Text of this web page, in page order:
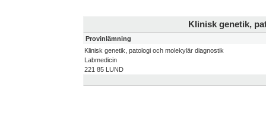
Klinisk genetik,
Provinlämning
Klinisk genetik, patologi och molekylär diagnostik
Labmedicin
221 85 LUND